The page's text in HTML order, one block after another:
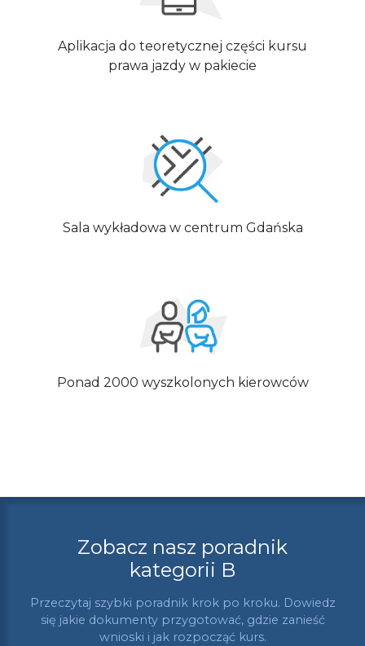
Aplikacja do teoretycznej części kursu
prawa jazdy w pakiecie
Sala wykładowa w centrum Gdańska
Ponad 2000 wyszkolonych kierowców
Zobacz nasz poradnik
kategorii B
Przeczytaj szybki poradnik krok po kroku. Dowiedz
się jakie dokumenty przygotować, gdzie zanieść
wnioski i jak rozpocząć kurs.